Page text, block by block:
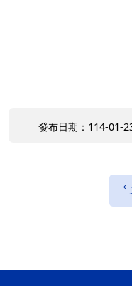
發布日期：114-01-